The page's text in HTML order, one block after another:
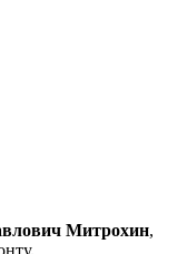
Митрохин,